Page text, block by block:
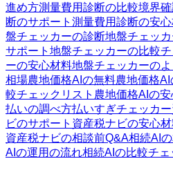
進め方測量費用診断の比較境界
断のサポート 測量費用診断の安
盤チェッカーの診断地盤チェッ
サポート 地盤チェッカーの比較
ーの安心材料地盤チェッカーの
相場農地価格AIの無料農地価格AI
較チェックリスト 農地価格AIの
払いの調べ方払いすぎチェッカー
ビのサポート 資産税ナビの安心
資産税ナビの相談前Q&A相続AI
AIの運用の流れ相続AIの比較チェ